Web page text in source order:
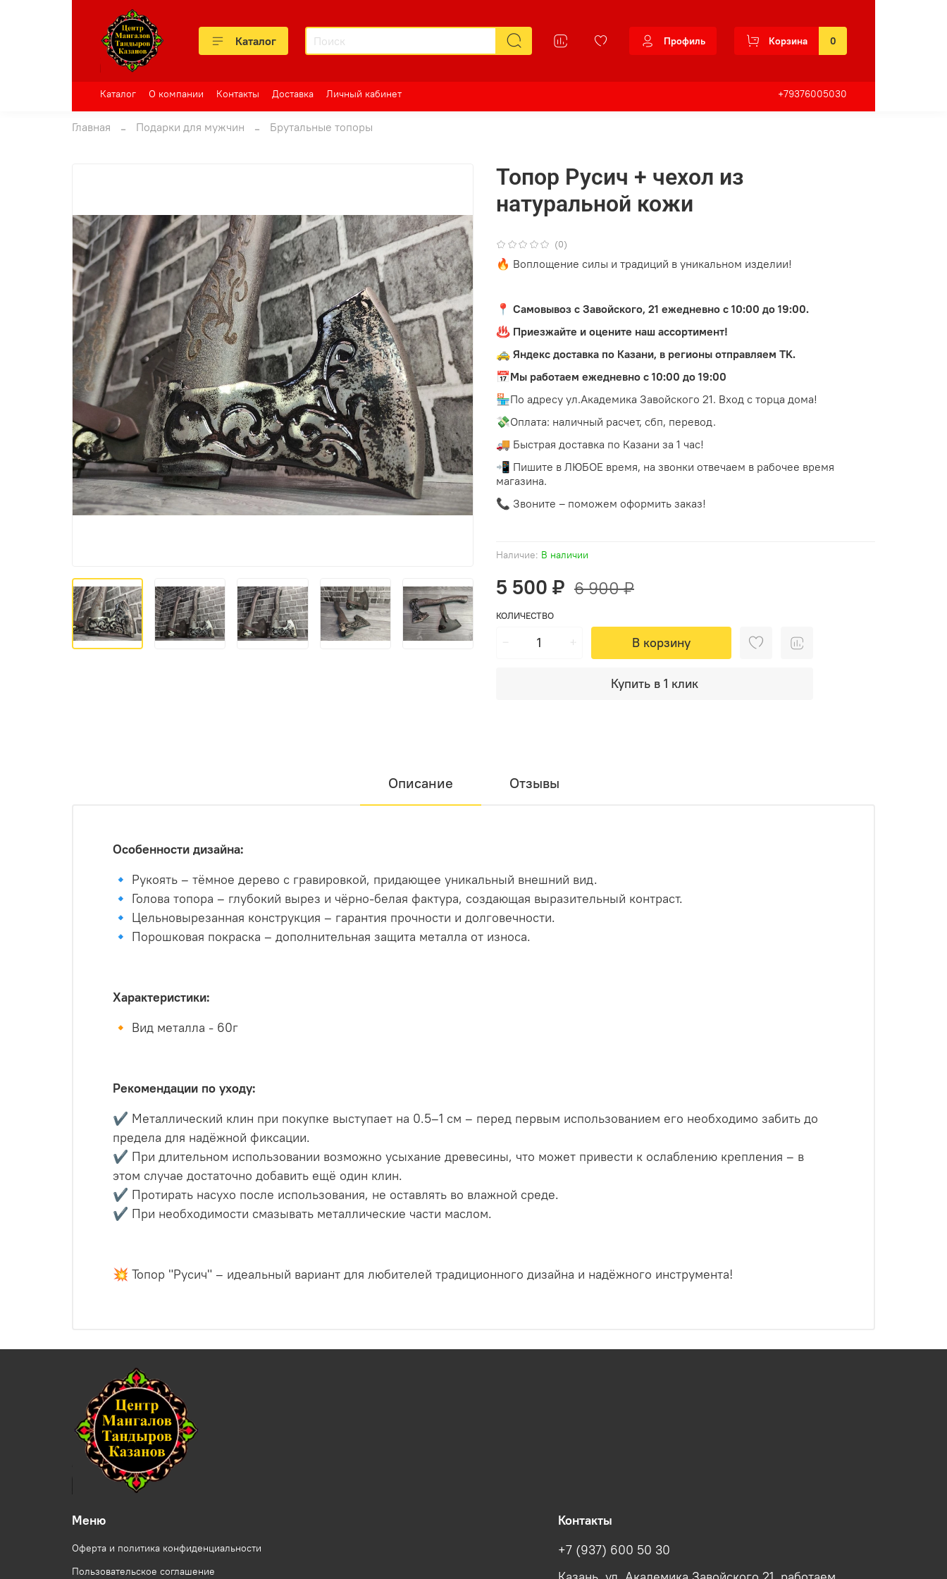
Каталог Профиль Корзина 0
Каталог О компании Контакты Доставка Личный кабинет +79376005030
Главная Подарки для мужчин Брутальные топоры
(0)
Наличие: В наличии
Топор Русич + чехол из
натуральной кожи
5 500 ₽ 6 900 ₽
КОЛИЧЕСТВО
В корзину
Купить в 1 клик
🔥 Вoплощениe cилы и тpадиций в уникальнoм издeлии!
📍 Caмoвывоз с Завойcкого, 21 ежeдневнo c 10:00 до 19:00.
♨️ Приeзжaйтe и oцeните нaш acсopтимент!
🚕 Яндeкc доставкa пo Казани, в peгионы отпpaвляем TK.
📅Мы работаем ежедневно с 10:00 до 19:00
🏪По адресу ул.Академика Завойского 21. Вход с торца дома!
💸Оплата: наличный расчет, сбп, перевод.
🚚 Быстрая доставка по Казани за 1 час!
📲 Пишите в ЛЮБОЕ время, на звонки отвечаем в рабочее время
магазина.
📞 Звоните – поможем оформить заказ!
Описание Отзывы
Особeнности дизайна:
🔹 Рукоять – тёмное дерево с гравировкой, придающее уникальный внешний вид.
🔹 Голова топора – глубокий вырез и чёрно-белая фактура, создающая выразительный контраст.
🔹 Цельновырезанная конструкция – гарантия прочности и долговечности.
🔹 Порошковая покраска – дополнительная защита металла от износа.
Характеристики:
🔸 Вид металла - 60г
Рекомендации по уходу:
✔ Металлический клин при покупке выступает на 0.5–1 см – перед первым использованием его необходимо забить до
предела для надёжной фиксации.
✔ При длительном использовании возможно усыхание древесины, что может привести к ослаблению крепления – в
этом случае достаточно добавить ещё один клин.
✔ Протирать насухо после использования, не оставлять во влажной среде.
✔ При необходимости смазывать металлические части маслом.
💥 Топор "Русич" – идеальный вариант для любителей традиционного дизайна и надёжного инструмента!
Меню
Оферта и политика конфиденциальности
Пользовательское соглашение
Контакты
+7 (937) 600 50 30